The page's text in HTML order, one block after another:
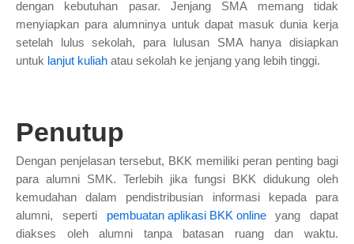
dengan kebutuhan pasar. Jenjang SMA memang tidak
menyiapkan para alumninya untuk dapat masuk dunia kerja
setelah lulus sekolah, para lulusan SMA hanya disiapkan
untuk lanjut kuliah atau sekolah ke jenjang yang lebih tinggi.
Penutup
Dengan penjelasan tersebut, BKK memiliki peran penting bagi
para alumni SMK. Terlebih jika fungsi BKK didukung oleh
kemudahan dalam pendistribusian informasi kepada para
alumni, seperti pembuatan aplikasi BKK onlineyang dapat
diakses oleh alumni tanpa batasan ruang dan waktu.